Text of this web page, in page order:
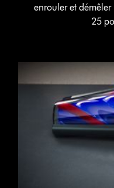
enrouler et démêler
25